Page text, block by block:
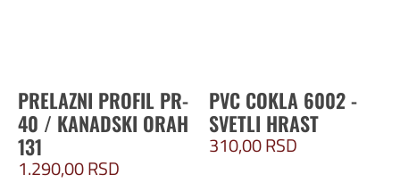
PRELAZNI PROFIL PR-
40 / KANADSKI ORAH
131
1.290,00RSD
PVC COKLA 6002 -
SVETLI HRAST
310,00RSD